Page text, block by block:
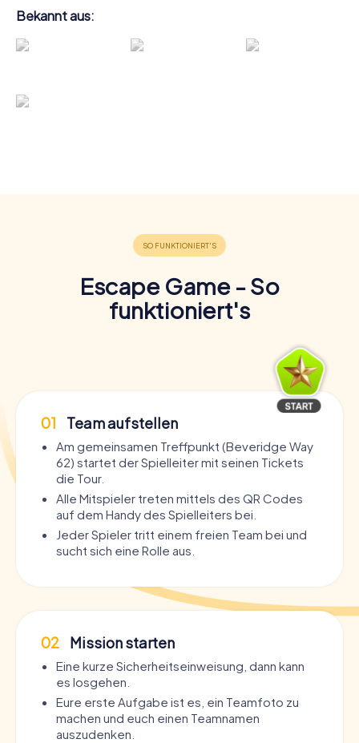
Bekannt aus:
Escape Game - So
funktioniert's
01 Team aufstellen
Am gemeinsamen Treffpunkt (Beveridge Way
62) startet der Spielleiter mit seinen Tickets
die Tour.
Alle Mitspieler treten mittels des QR Codes
auf dem Handy des Spielleiters bei.
Jeder Spieler tritt einem freien Team bei und
sucht sich eine Rolle aus.
02 Mission starten
Eine kurze Sicherheitseinweisung, dann kann
es losgehen.
Eure erste Aufgabe ist es, ein Teamfoto zu
machen und euch einen Teamnamen
auszudenken.